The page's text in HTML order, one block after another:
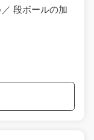
段ボールの加